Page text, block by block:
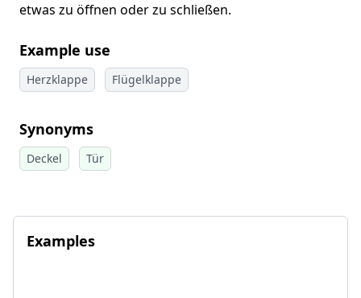
etwas zu öffnen oder zu schließen.
Example use
Herzklappe Flügelklappe
Synonyms
Deckel Tür
Examples